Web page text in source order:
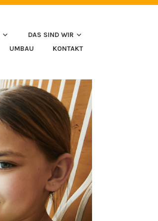
DAS SIND WIR
UMBAU KONTAKT